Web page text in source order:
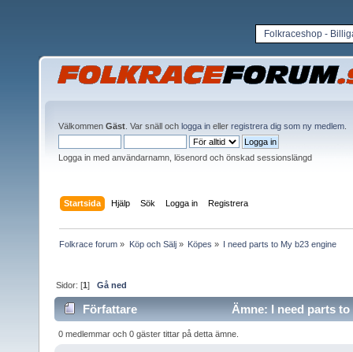
Folkraceshop -
Välkommen Gäst . Var snäll och logga in eller registrera dig som ny medlem
Logga in med användarnamn, lösenord och önskad sessionslängd
Startsida Hjälp Sök Logga in Registrera
Folkrace forum » Köp och Sälj» Köpes » I need parts to My b23 engine
Sidor: [1]Gå ned
Författare Ämne: I need parts
0 medlemmar och 0 gäster tittar på detta ämne.